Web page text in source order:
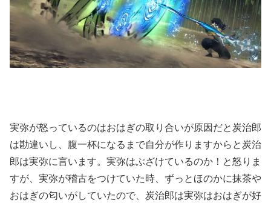
実弥が怒っているのはおはぎの取り合いが原因だと炭治郎
は勘違いし、腹一杯になるまで自分が作りますからと炭治
郎は実弥に言います。実弥はぶざけているのか！と怒りま
すが、実弥が稽古をつけていた時、ずっとほのかに抹茶や
おはぎの匂いがしていたので、炭治郎は実弥はおはぎが好